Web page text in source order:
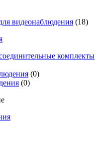
видеонаблюдения (18)
комплекты
(0)
(0)